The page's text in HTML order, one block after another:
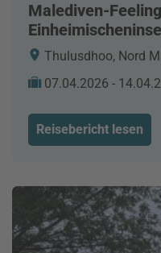
Malediven-
Thulusdhoo, Nord
07.04.2026 -
Reisebericht lesen